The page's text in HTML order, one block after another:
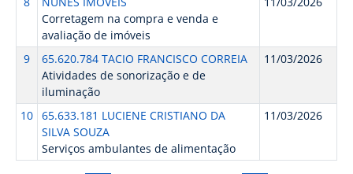
Corretagem na compra e venda e
avaliação de imóveis
9
65.620.784 TACIO FRANCISCO CORREIA
Atividades de sonorização e de
iluminação
11/03/2026
10 65.633.181 LUCIENE CRISTIANO DA
SILVA SOUZA
Serviços ambulantes de alimentação
11/03/2026